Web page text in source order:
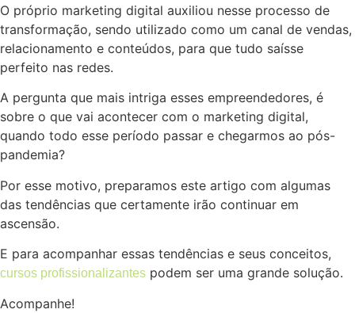
O próprio marketing digital auxiliou nesse processo de
transformação, sendo utilizado como um canal de vendas,
relacionamento e conteúdos, para que tudo saísse
perfeito nas redes.
A pergunta que mais intriga esses empreendedores, é
sobre o que vai acontecer com o marketing digital,
quando todo esse período passar e chegarmos ao pós-
pandemia?
Por esse motivo, preparamos este artigo com algumas
das tendências que certamente irão continuar em
ascensão.
E para acompanhar essas tendências e seus conceitos,
cursos profissionalizantes podem ser uma grande solução.
Acompanhe!